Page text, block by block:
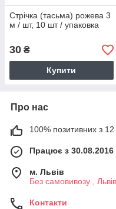
Стрічка (тасьма) рожева 3
м / шт, 10 шт / упаковка
30 ₴
Купити
Про нас
100% позитивних з 12
Працює з 30.08.2016
м. Львів
Без самовивозу ,
Контакти